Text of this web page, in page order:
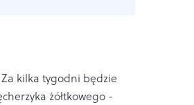
Za kilka tygodni będzie
żółtkowego -